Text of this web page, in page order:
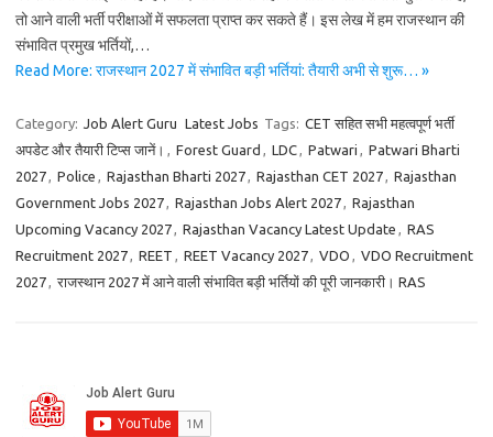
तो आने वाली भर्ती परीक्षाओं में सफलता प्राप्त कर सकते हैं। इस लेख में हम राजस्थान की
संभावित प्रमुख भर्तियों,…
Read More: राजस्थान 2027 में संभावित बड़ी भर्तियां: तैयारी अभी से शुरू… »
Category: Job Alert Guru Latest Jobs Tags: CET सहित सभी महत्वपूर्ण भर्ती
अपडेट और तैयारी टिप्स जानें। , Forest Guard , LDC, Patwari , Patwari Bharti
2027, Police , Rajasthan Bharti 2027, Rajasthan CET 2027, Rajasthan
Government Jobs 2027, Rajasthan Jobs Alert 2027, Rajasthan
Upcoming Vacancy 2027, Rajasthan Vacancy Latest Update , RAS
Recruitment 2027, REET , REET Vacancy 2027, VDO , VDO Recruitment
2027, राजस्थान 2027 में आने वाली संभावित बड़ी भर्तियों की पूरी जानकारी। RAS